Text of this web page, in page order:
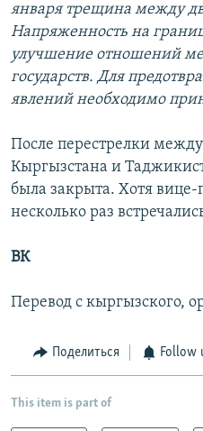
января трещина между
Напряженность на
улучшение отношений
государств. Для
явлений необходимо
После перестрелки
Кыргызстана и
была закрыта. Хотя
несколько раз
ВК
Перевод с кыргызского,
Поделиться Follow
This item is part of